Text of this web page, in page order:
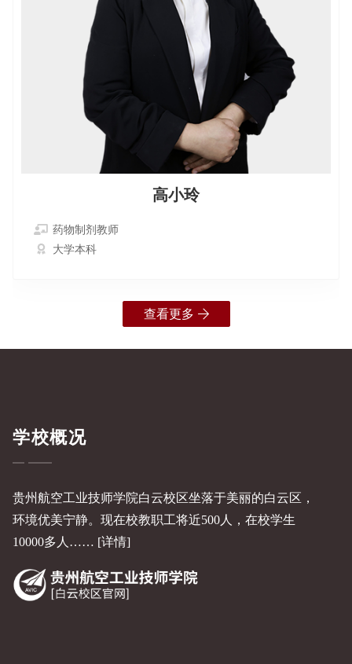
高小玲
药物制剂教师
大学本科
查看更多
学校概况
贵州航空工业技师学院白云校区坐落于美丽的白云区，
环境优美宁静。现在校教职工将近500人，在校学生
10000多人…… [详情]